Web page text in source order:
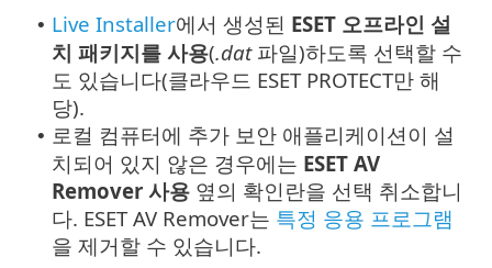
• Live Installer에서 생성된 ESET 오프라인 설
치 패키지를 사용(.dat파일)하도록 선택할 수
도 있습니다(클라우드 ESET PROTECT만 해
당).
• 로컬 컴퓨터에 추가 보안 애플리케이션이 설
치되어 있지 않은 경우에는 ESET AV
Remover 사용 옆의 확인란을 선택 취소합니
다. ESET AV Remover는 특정 응용 프로그램
을 제거할 수 있습니다.